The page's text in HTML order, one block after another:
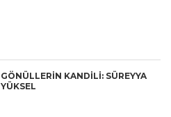
GÖNÜLLERİN KANDİLİ: SÜREYYA
YÜKSEL